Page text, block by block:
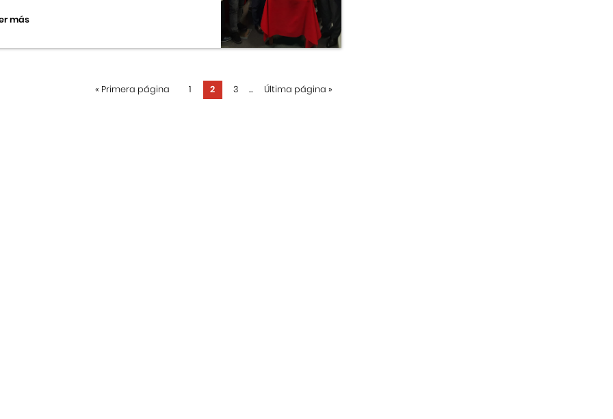
más
« Primera página 1 2 3 ... Última página »